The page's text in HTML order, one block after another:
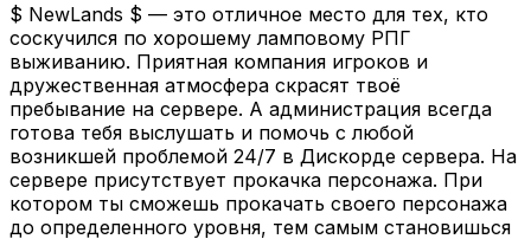
$ NewLands $ — это отличное место для тех, кто
соскучился по хорошему ламповому РПГ
выживанию. Приятная компания игроков и
дружественная атмосфера скрасят твоё
пребывание на сервере. А администрация всегда
готова тебя выслушать и помочь с любой
возникшей проблемой 24/7 в Дискорде сервера. На
сервере присутствует прокачка персонажа. При
котором ты сможешь прокачать своего персонажа
до определенного уровня, тем самым становишься